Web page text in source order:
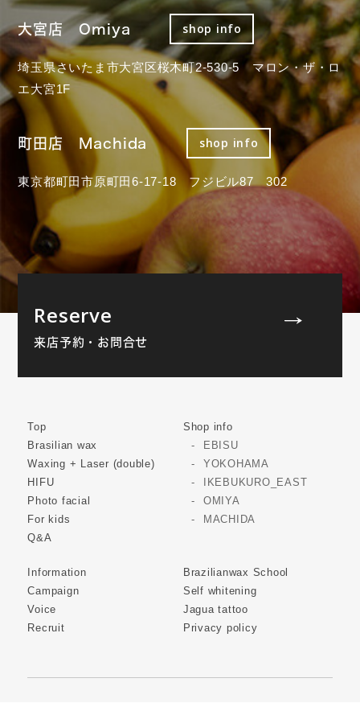
大宮店 Omiya shop info
埼玉県さいたま市大宮区桜木町2-530-5 マロン・ザ・ロ
エ大宮1F
町田店 Machida shop info
東京都町田市原町田6-17-18 フジビル87 302
Reserve
来店予約・お問合せ
Top
Brasilian wax
Waxing + Laser (double)
HIFU
Photo facial
For kids
Q&A
Shop info
EBISU
YOKOHAMA
IKEBUKURO_EAST
OMIYA
MACHIDA
Information
Campaign
Voice
Recruit
Brazilianwax School
Self whitening
Jagua tattoo
Privacy policy